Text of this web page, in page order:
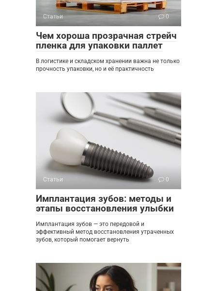
Статьи 0
Чем хороша прозрачная стрейч
пленка для упаковки паллет
В логистике и складском хранении важна не только
прочность упаковки, но и её практичность
Статьи 0
Имплантация зубов: методы и
этапы восстановления улыбки
Имплантация зубов — это передовой и
эффективный метод восстановления утраченных
зубов, который помогает вернуть